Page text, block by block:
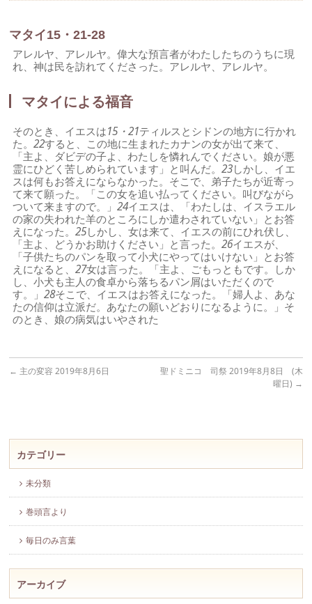
マタイ15・21-28
アレルヤ、アレルヤ。偉大な預言者がわたしたちのうちに現
れ、神は民を訪れてくださった。アレルヤ、アレルヤ。
マタイによる福音
そのとき、イエスは15・21ティルスとシドンの地方に行かれ
た。22すると、この地に生まれたカナンの女が出て来て、
「主よ、ダビデの子よ、わたしを憐れんでください。娘が悪
霊にひどく苦しめられています」と叫んだ。23しかし、イエ
スは何もお答えにならなかった。そこで、弟子たちが近寄っ
て来て願った。「この女を追い払ってください。叫びながら
ついて来ますので。」24イエスは、「わたしは、イスラエル
の家の失われた羊のところにしか遣わされていない」とお答
えになった。25しかし、女は来て、イエスの前にひれ伏し、
「主よ、どうかお助けください」と言った。26イエスが、
「子供たちのパンを取って小犬にやってはいけない」とお答
えになると、27女は言った。「主よ、ごもっともです。しか
し、小犬も主人の食卓から落ちるパン屑はいただくので
す。」28そこで、イエスはお答えになった。「婦人よ、あな
たの信仰は立派だ。あなたの願いどおりになるように。」そ
のとき、娘の病気はいやされた
← 主の変容 2019年8月6日
聖ドミニコ 司祭 2019年8月8日 (木
曜日) →
カテゴリー
未分類
巻頭言より
毎日のみ言葉
アーカイブ